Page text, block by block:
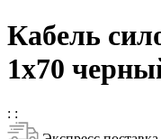
Кабель
1x70
: :